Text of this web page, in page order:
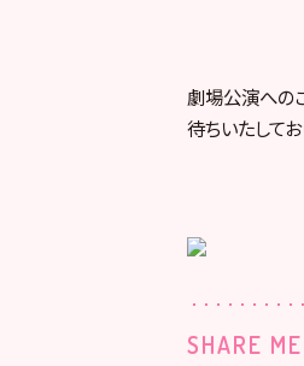
劇場公演への
待ちいたしてお
SHARE